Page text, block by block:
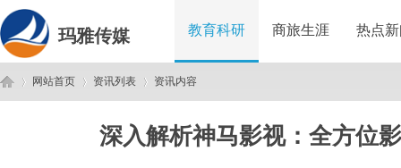
玛雅传媒 教育科研 商旅生涯 热点
网站首页 资讯列表 资讯内容
深入解析神马影视：全方位